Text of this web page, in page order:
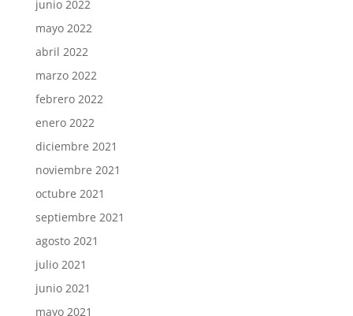
junio 2022
mayo 2022
abril 2022
marzo 2022
febrero 2022
enero 2022
diciembre 2021
noviembre 2021
octubre 2021
septiembre 2021
agosto 2021
julio 2021
junio 2021
mayo 2021